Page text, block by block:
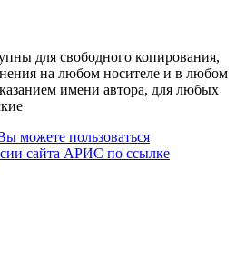
для свободного копирования,
на любом носителе и в любом
имени автора, для любых
можете пользоваться
сайта АРИС по ссылке